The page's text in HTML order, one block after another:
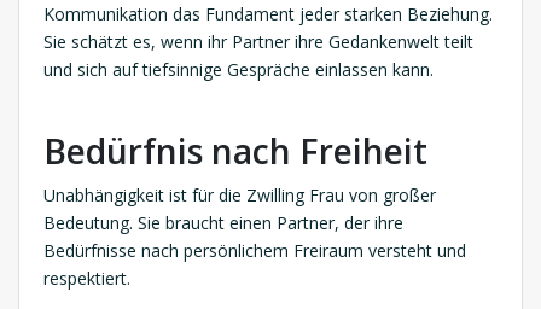
Kommunikation das Fundament jeder starken Beziehung.
Sie schätzt es, wenn ihr Partner ihre Gedankenwelt teilt
und sich auf tiefsinnige Gespräche einlassen kann.
Bedürfnis nach Freiheit
Unabhängigkeit ist für die Zwilling Frau von großer
Bedeutung. Sie braucht einen Partner, der ihre
Bedürfnisse nach persönlichem Freiraum versteht und
respektiert.